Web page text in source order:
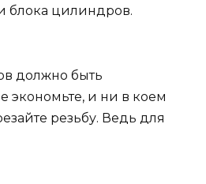
блока цилиндров.
должно быть
экономьте, и ни в коем
резьбу. Ведь для